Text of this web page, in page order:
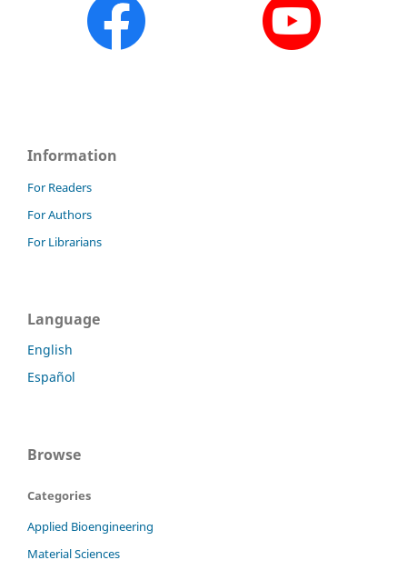
Information
For Readers
For Authors
For Librarians
Language
English
Español
Browse
Categories
Applied Bioengineering
Material Sciences